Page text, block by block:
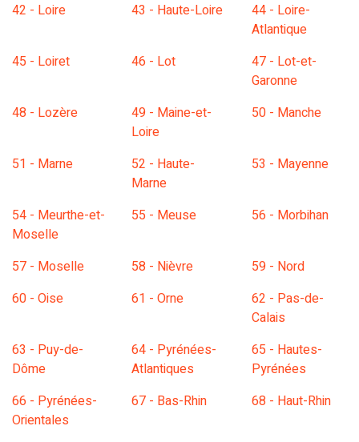
42 - Loire
43 - Haute-Loire
44 - Loire-
Atlantique
45 - Loiret
46 - Lot
47 - Lot-et-
Garonne
48 - Lozère
49 - Maine-et-
Loire
50 - Manche
51 - Marne
52 - Haute-
Marne
53 - Mayenne
54 - Meurthe-et-
Moselle
55 - Meuse 56 - Morbihan
57 - Moselle 58 - Nièvre
59 - Nord
60 - Oise
61 - Orne
62 - Pas-de-
Calais
63 - Puy-de-
Dôme
64 - Pyrénées-
Atlantiques
65 - Hautes-
Pyrénées
66 - Pyrénées-
Orientales
67 - Bas-Rhin 68 - Haut-Rhin